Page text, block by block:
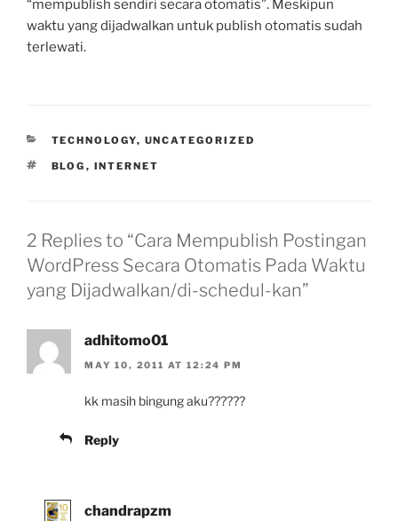
“mempublish sendiri secara otomatis”. Meskipun
waktu yang dijadwalkan untuk publish otomatis sudah
terlewati.
CATEGORIES
TECHNOLOGY, UNCATEGORIZED
TAGS
BLOG , INTERNET
2 Replies to “Cara Mempublish Postingan
WordPress Secara Otomatis Pada Waktu
yang Dijadwalkan/di-schedul-kan”
adhitomo01
MAY 10, 2011 AT 12:24 PM
kk masih bingung aku??????
Reply
chandrapzm